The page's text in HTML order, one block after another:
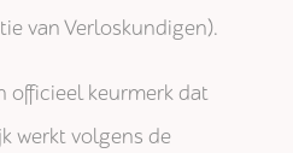
van Verloskundigen).
officieel keurmerk dat
werkt volgens de